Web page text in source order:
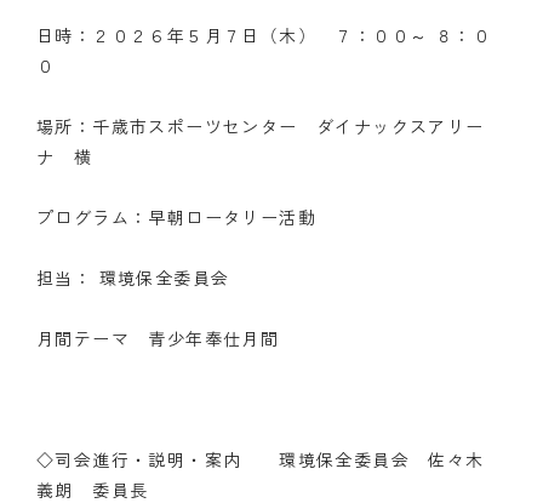
日時：２０２６年５月７日（木） ７：００～ ８：０
０
場所：千歳市スポーツセンター ダイナックスアリー
ナ 横
プログラム：早朝ロータリー活動
担当： 環境保全委員会
月間テーマ 青少年奉仕月間
◇司会進行・説明・案内 環境保全委員会 佐々木
義朗 委員長